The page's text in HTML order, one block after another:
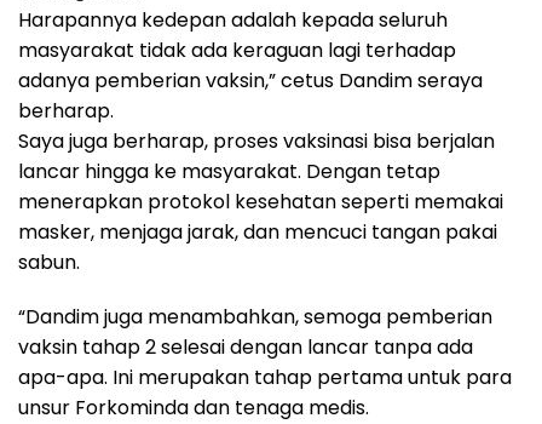
Harapannya kedepan adalah kepada seluruh
masyarakat tidak ada keraguan lagi terhadap
adanya pemberian vaksin,” cetus Dandim seraya
berharap.
Saya juga berharap, proses vaksinasi bisa berjalan
lancar hingga ke masyarakat. Dengan tetap
menerapkan protokol kesehatan seperti memakai
masker, menjaga jarak, dan mencuci tangan pakai
sabun.
“Dandim juga menambahkan, semoga pemberian
vaksin tahap 2 selesai dengan lancar tanpa ada
apa-apa. Ini merupakan tahap pertama untuk para
unsur Forkominda dan tenaga medis.